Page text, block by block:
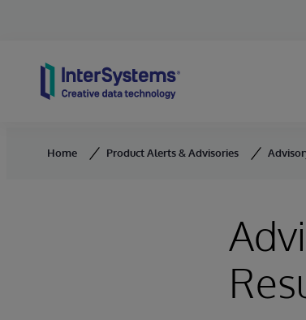
Home Product Alerts & Advisories